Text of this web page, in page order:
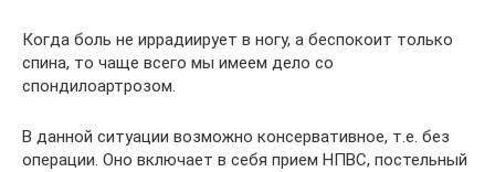
Когда боль не иррадиирует в ногу, а беспокоит только
спина, то чаще всего мы имеем дело со
спондилоартрозом.
В данной ситуации возможно консервативное, т.е. без
операции. Оно включает в себя прием НПВС, постельный